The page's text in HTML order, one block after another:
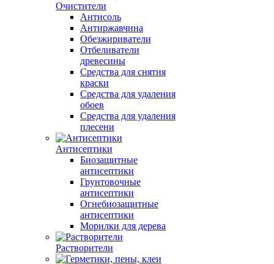
Очистители
Антисоль
Антиржавчина
Обезжириватели
Отбеливатели
древесины
Средства для снятия
краски
Средства для удаления
обоев
Средства для удаления
плесени
Антисептики
Биозащитные
антисептики
Грунтовочные
антисептики
Огнебиозащитные
антисептики
Морилки для дерева
Растворители